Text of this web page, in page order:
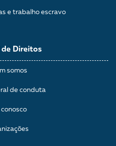
de Direitos
somos
de conduta
conosco
e trabalho escravo